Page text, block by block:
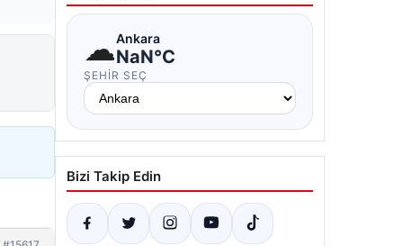
☁Ankara
NaN°C
ŞEHIR SEÇ
Bizi Takip Edin